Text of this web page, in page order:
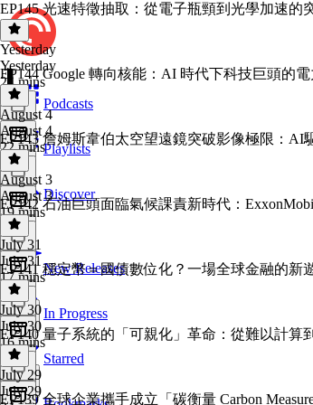
Podcasts
Playlists
Discover
New Releases
In Progress
Starred
EP145 光速特徵抽取：從電子瓶頸到光學加速的
Yesterday
Yesterday
24 mins
EP144 Google 轉向核能：AI 時代下科技巨頭的
August 4
August 4
22 mins
EP143 詹姆斯韋伯太空望遠鏡突破影像極限：AI
August 3
August 3
19 mins
EP142 石油巨頭面臨氣候課責新時代：
July 31
July 31
17 mins
EP141 穩定幣＝國債數位化？一場全球金融的新
July 30
July 30
16 mins
EP140 量子系統的「可親化」革命：從難以計算
July 29
July 29
EP139 全球企業攜手成立「碳衡量 Carbon